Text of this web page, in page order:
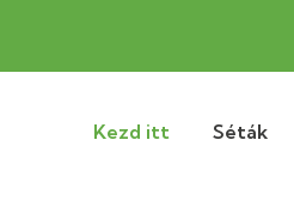
Kezd itt Séták